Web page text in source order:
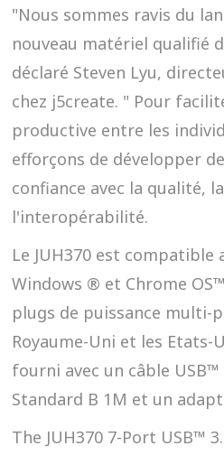
"Nous sommes ravis du
nouveau matériel qualifié
déclaré Steven Lyu,
chez j5create. " Pour
productive entre les
efforçons de développer
confiance avec la qualité,
l'interopérabilité.
Le JUH370 est compatible
Windows ® et Chrome
plugs de puissance multi-
Royaume-Uni et les Etats-
fourni avec un câble
Standard B 1M et un
The JUH370 7-Port USB™